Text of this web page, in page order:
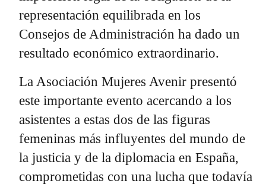
representación equilibrada en los
Consejos de Administración ha dado un
resultado económico extraordinario.
La Asociación Mujeres Avenir presentó
este importante evento acercando a los
asistentes a estas dos de las figuras
femeninas más influyentes del mundo de
la justicia y de la diplomacia en España,
comprometidas con una lucha que todavía